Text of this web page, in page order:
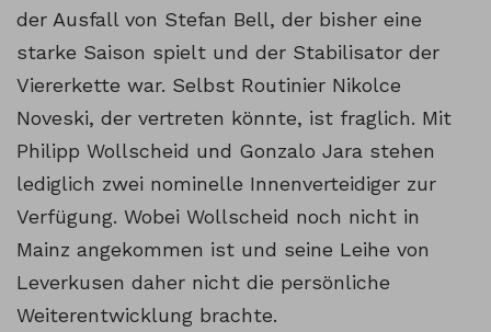
der Ausfall von Stefan Bell, der bisher eine
starke Saison spielt und der Stabilisator der
Viererkette war. Selbst Routinier Nikolce
Noveski, der vertreten könnte, ist fraglich. Mit
Philipp Wollscheid und Gonzalo Jara stehen
lediglich zwei nominelle Innenverteidiger zur
Verfügung. Wobei Wollscheid noch nicht in
Mainz angekommen ist und seine Leihe von
Leverkusen daher nicht die persönliche
Weiterentwicklung brachte.